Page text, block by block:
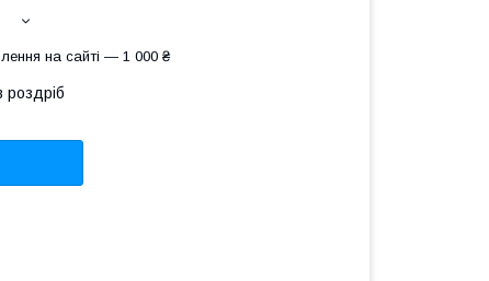
на сайті — 1 000 ₴
роздріб